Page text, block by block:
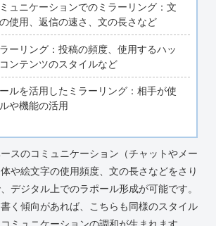
ュニケーションでのミラーリング：文
使用、返信の速さ、文の長さなど
ーリング：投稿の頻度、使用するハッ
ンテンツのスタイルなど
ルを活用したミラーリング：相手が使
や機能の活用
スのコミュニケーション（チャットやメー
や絵文字の使用頻度、文の長さなどをさり
デジタル上でのラポール形成が可能です。
く傾向があれば、こちらも同様のスタイル
ミュニケーションの調和が生まれます。